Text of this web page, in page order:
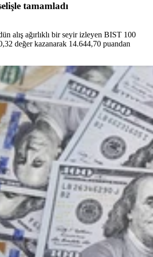
tamamladı
alış ağırlıklı bir seyir izleyen BIST 100
değer kazanarak 14.644,70 puandan